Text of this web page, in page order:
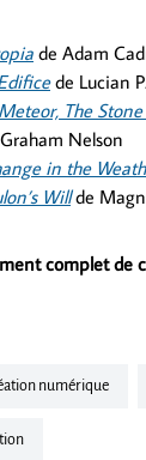
de Adam
de Lucian
The
Nelson
in the
Will de
complet de
numérique